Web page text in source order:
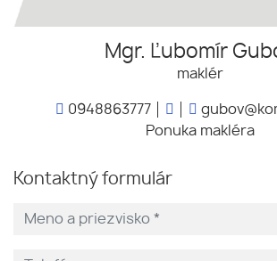
Mgr. Ľubomír
maklér
0948863777
Ponuka makléra
Kontaktný formulár